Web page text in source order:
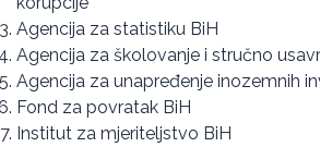
Agencija za statistiku BiH
Agencija za školovanje i stručno
Agencija za unapređenje inozemnih
Fond za povratak BiH
Institut za mjeriteljstvo BiH